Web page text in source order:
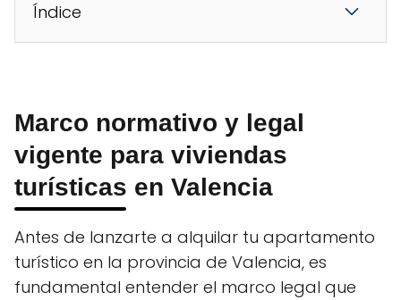
Índice
Marco normativo y legal
vigente para viviendas
turísticas en Valencia
Antes de lanzarte a alquilar tu apartamento
turístico en la provincia de Valencia, es
fundamental entender el marco legal que